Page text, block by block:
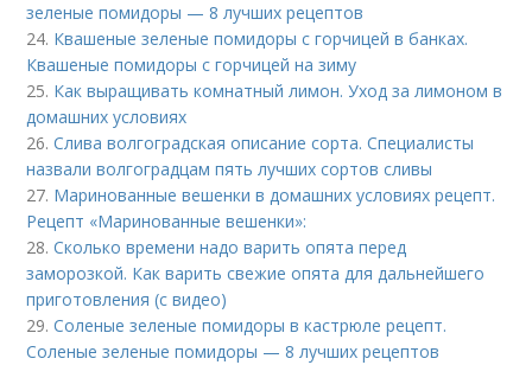
зеленые помидоры — 8 лучших рецептов
24. Квашеные зеленые помидоры с горчицей в банках.
Квашеные помидоры с горчицей на зиму
25. Как выращивать комнатный лимон. Уход за лимоном в
домашних условиях
26.Слива волгоградская описание сорта. Специалисты
назвали волгоградцам пять лучших сортов сливы
27. Маринованные вешенки в домашних условиях рецепт.
Рецепт «Маринованные вешенки»:
28.Сколько времени надо варить опята перед
заморозкой. Как варить свежие опята для дальнейшего
приготовления (с видео)
29.Соленые зеленые помидоры в кастрюле рецепт.
Соленые зеленые помидоры — 8 лучших рецептов